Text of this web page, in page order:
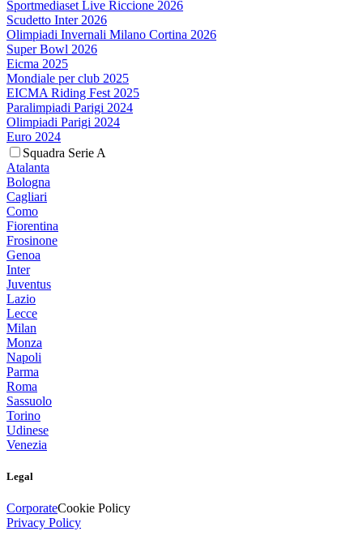
Sportmediaset Live Riccione 2026
Scudetto Inter 2026
Olimpiadi Invernali Milano Cortina 2026
Super Bowl 2026
Eicma 2025
Mondiale per club 2025
EICMA Riding Fest 2025
Paralimpiadi Parigi 2024
Olimpiadi Parigi 2024
Euro 2024
Squadra Serie A
Atalanta
Bologna
Cagliari
Como
Fiorentina
Frosinone
Genoa
Inter
Juventus
Lazio
Lecce
Milan
Monza
Napoli
Parma
Roma
Sassuolo
Torino
Udinese
Venezia
Legal
CorporateCookie Policy
Privacy Policy